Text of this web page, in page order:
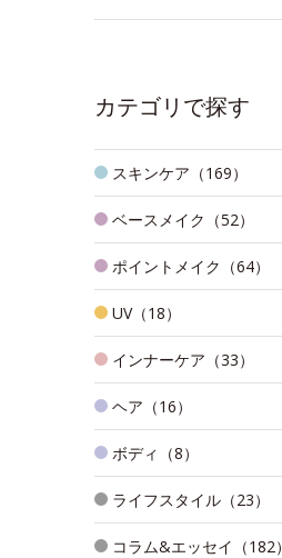
カテゴリで探す
スキンケア（169）
ベースメイク（52）
ポイントメイク（64）
UV（18）
インナーケア（33）
ヘア（16）
ボディ（8）
ライフスタイル（23）
コラム&エッセイ（182）